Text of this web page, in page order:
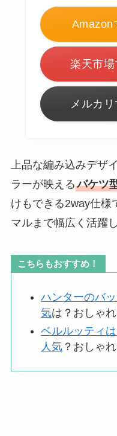
Amazon
楽天市
メルカ
上品な編み込みデザ
ラーが映えるバケツ
けもできる2way仕様
マルまで幅広く活躍し
こちらもおすすめ！
ハンターのバ
気は？おしゃ
ベルルッティ
人気 ？おしゃ